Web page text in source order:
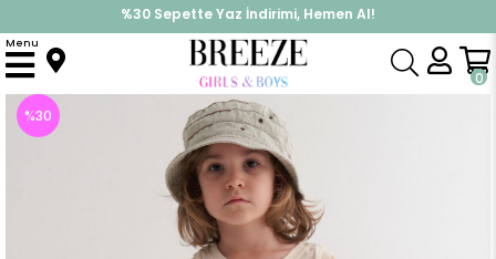
%30 Sepette Yaz İndirimi, Hemen Al!
İndirimlere ek %10 İndirimi Kap, Hemen Üye Ol!
0
Menu
Anasayfa Takımlar Kapri & Şort Takımı Erkek Çocuk Şortlu Takım Sıfır Kollu Yarış Pistinin Kahramanı Araba Baskılı Krem (5-9 Yaş)
%30